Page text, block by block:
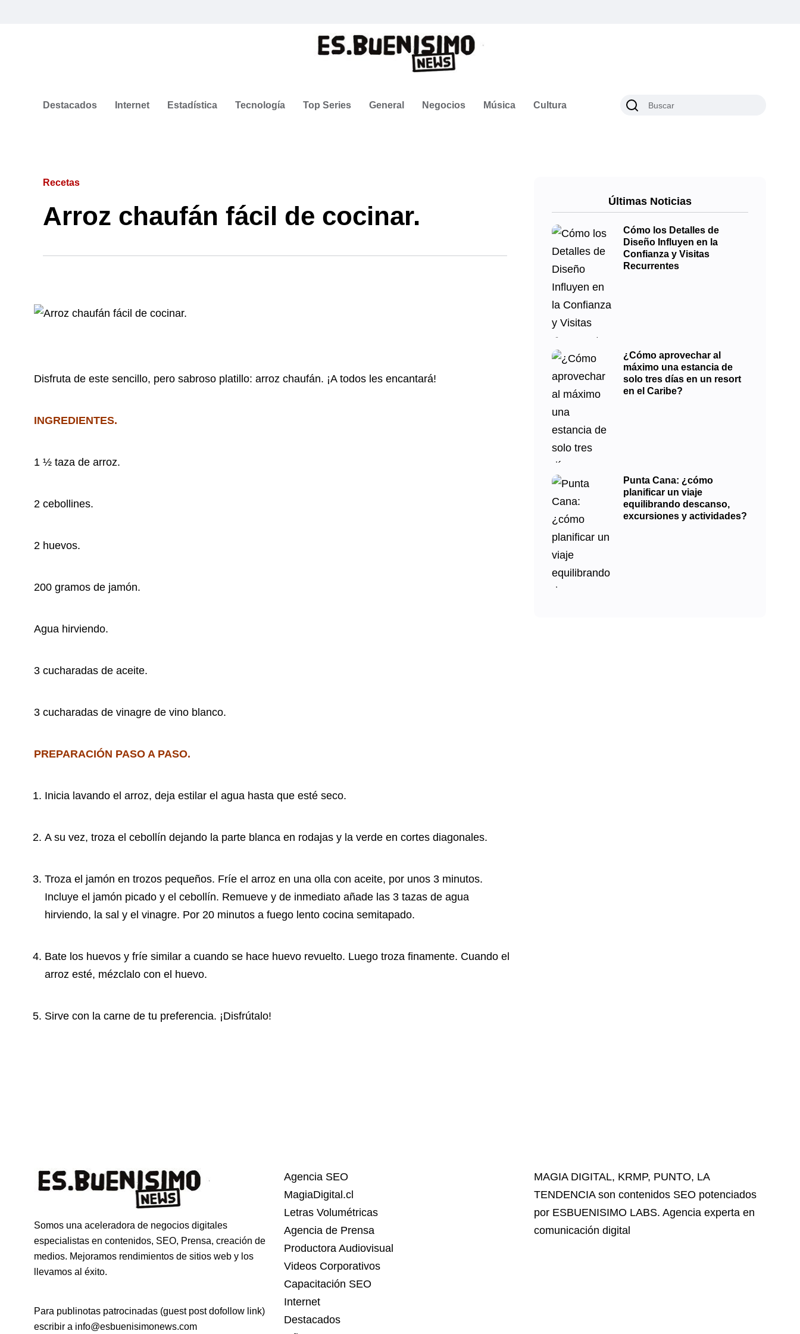
Destacados Internet Estadística Tecnología Top Series General Negocios Música Cultura
Recetas
Arroz chaufán fácil de cocinar.
Disfruta de este sencillo, pero sabroso platillo: arroz chaufán. ¡A todos les encantará!
INGREDIENTES.
1 ½ taza de arroz.
2 cebollines.
2 huevos.
200 gramos de jamón.
Agua hirviendo.
3 cucharadas de aceite.
3 cucharadas de vinagre de vino blanco.
PREPARACIÓN PASO A PASO.
Inicia lavando el arroz, deja estilar el agua hasta que esté seco.
A su vez, troza el cebollín dejando la parte blanca en rodajas y la verde en cortes diagonales.
Troza el jamón en trozos pequeños. Fríe el arroz en una olla con aceite, por unos 3 minutos.
Incluye el jamón picado y el cebollín. Remueve y de inmediato añade las 3 tazas de agua
hirviendo, la sal y el vinagre. Por 20 minutos a fuego lento cocina semitapado.
Bate los huevos y fríe similar a cuando se hace huevo revuelto. Luego troza finamente. Cuando el
arroz esté, mézclalo con el huevo.
Sirve con la carne de tu preferencia. ¡Disfrútalo!
Últimas Noticias
Cómo los Detalles de
Diseño Influyen en la
Confianza y Visitas
Recurrentes
¿Cómo aprovechar al
máximo una estancia de
solo tres días en un resort
en el Caribe?
Punta Cana: ¿cómo
planificar un viaje
equilibrando descanso,
excursiones y actividades?
Somos una aceleradora de negocios digitales
especialistas en contenidos, SEO, Prensa, creación de
medios. Mejoramos rendimientos de sitios web y los
llevamos al éxito.
Para publinotas patrocinadas (guest post dofollow link)
escribir a info@esbuenisimonews.com
Agencia SEO
MagiaDigital.cl
Letras Volumétricas
Agencia de Prensa
Productora Audiovisual
Videos Corporativos
Capacitación SEO
Internet
Destacados
MAGIA DIGITAL, KRMP, PUNTO, LA
TENDENCIAson contenidos SEO potenciados
por ESBUENISIMO LABS. Agencia experta en
comunicación digital